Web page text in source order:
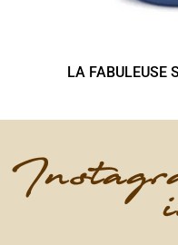
LA FABULEUSE